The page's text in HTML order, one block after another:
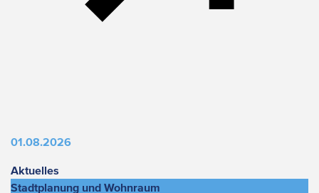
01.08.2026
Aktuelles
Stadtplanung und Wohnraum